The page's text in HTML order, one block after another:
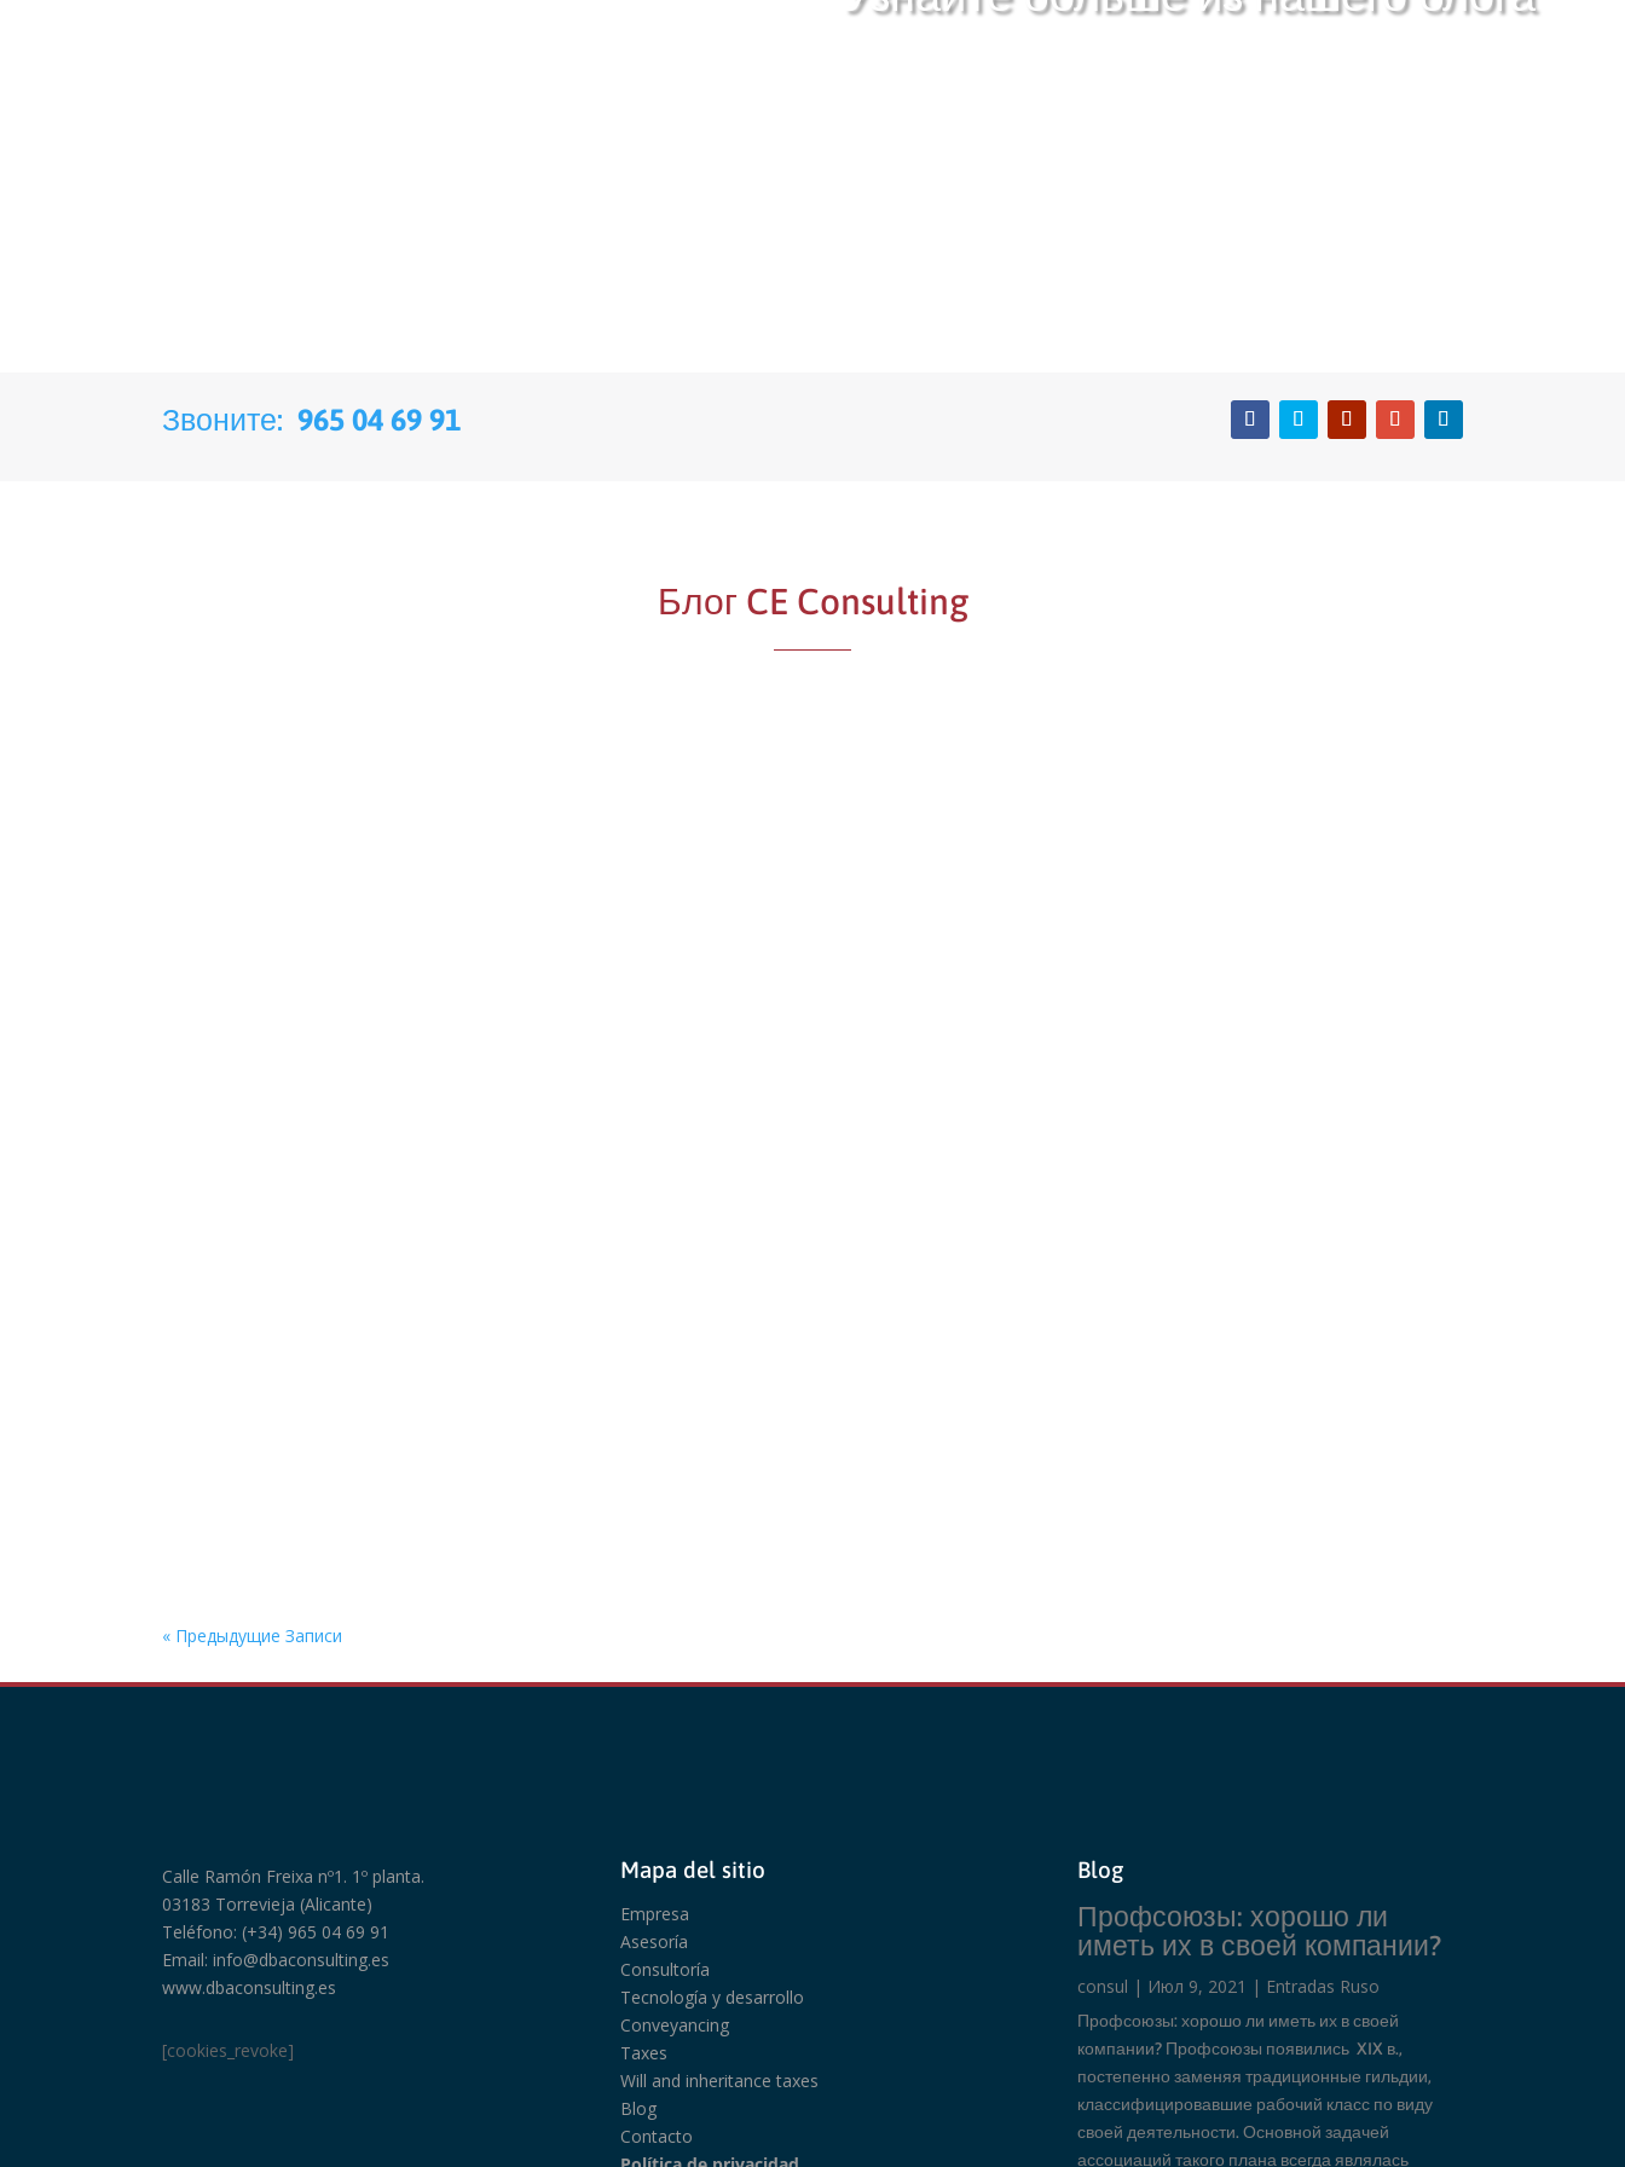
Звоните:965 04 69 91
Блог CE Consulting
« Предыдущие Записи
Calle Ramón Freixa nº1. 1º planta.
03183 Torrevieja (Alicante)
Teléfono: (+34) 965 04 69 91
Email: info@dbaconsulting.es
www.dbaconsulting.es
[cookies_revoke]
Mapa del sitio
Empresa
Asesoría
Consultoría
Tecnología y desarrollo
Conveyancing
Taxes
Will and inheritance taxes
Blog
Contacto
Blog
Профсоюзы: хорошо ли
иметь их в своей компании?
consul | Июл 9, 2021 | Entradas Ruso
Профсоюзы: хорошо ли иметь их в своей
компании? Профсоюзы появились XIX в.,
постепенно заменяя традиционные гильдии,
классифицировавшие рабочий класс по виду
своей деятельности. Основной задачей
ассоциаций такого плана всегда являлась